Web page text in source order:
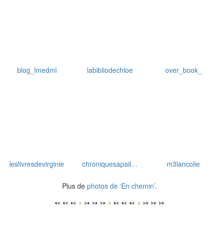
blog_lmedml labibliodechloe over_book_
leslivresdevirginie chroniquesapail… m3lancolie
Plus de photos de ‘En chemin’.
↢ ↢ ↢ ● ↣ ↣ ↣ ● ↢ ↢ ↢ ● ↣ ↣ ↣